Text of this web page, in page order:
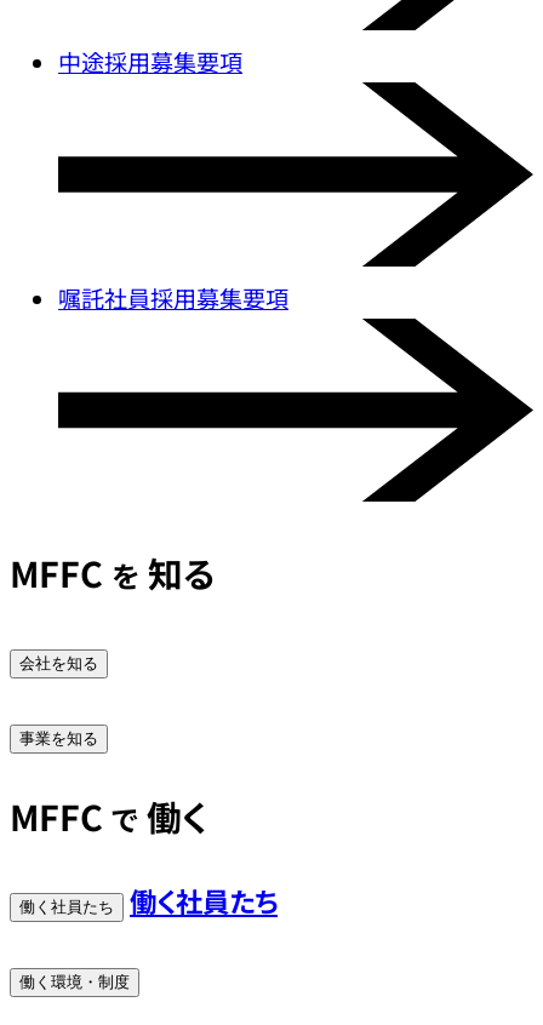
中途採用募集要項
嘱託社員採用募集要項
MFFC を 知る
会社を知る
事業を知る
MFFC で 働く
働く社員たち 働く社員たち
働く環境・制度